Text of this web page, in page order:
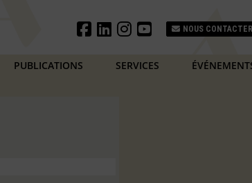
NOUS CONTACTER
PUBLICATIONS SERVICES